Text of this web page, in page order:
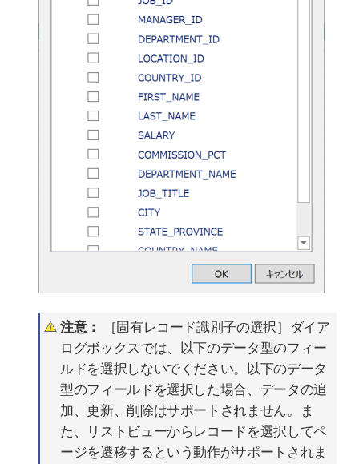
注意：
［固有レコード識別子の選択］ダイア
ログボックスでは、以下のデータ型のフィー
ルドを選択しないでください。以下のデータ
型のフィールドを選択した場合、データの追
加、更新、削除はサポートされません。ま
た、リストビューからレコードを選択してペ
ージを遷移するという動作がサポートされま